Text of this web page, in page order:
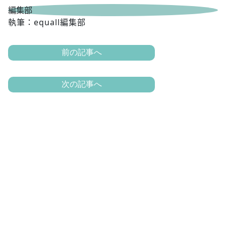
執筆：equall編集部
前の記事へ
次の記事へ